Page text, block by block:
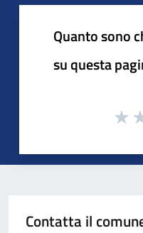
Quanto sono
su questa
Contatta il